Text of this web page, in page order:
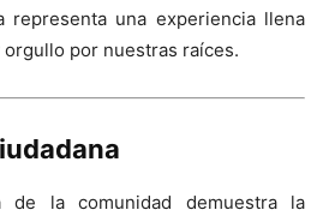
representa una experiencia llena
por nuestras raíces.
de la comunidad demuestra la